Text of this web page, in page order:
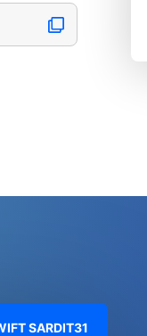
SARDIT31